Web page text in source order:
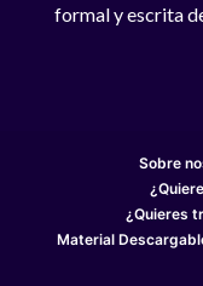
formal y escrita
Sobre
¿Quieres
Material